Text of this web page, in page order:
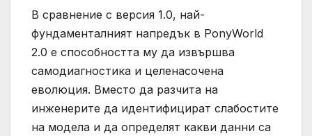
В сравнение с версия 1.0, най-
фундаменталният напредък в PonyWorld
2.0 е способността му да извършва
самодиагностика и целенасочена
еволюция. Вместо да разчита на
инженерите да идентифицират слабостите
на модела и да определят какви данни са